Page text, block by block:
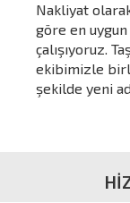
Nakliyat
göre en uygun
çalışıyoruz.
ekibimizle
şekilde yeni